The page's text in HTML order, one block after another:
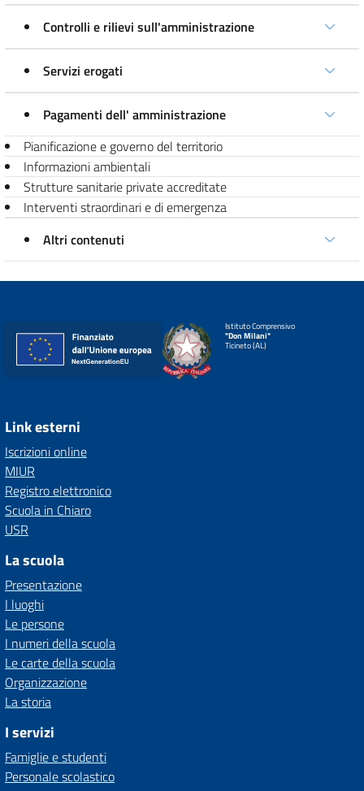
Controlli e rilievi sull'amministrazione
Servizi erogati
Pagamenti dell' amministrazione
Pianificazione e governo del territorio
Informazioni ambientali
Strutture sanitarie private accreditate
Interventi straordinari e di emergenza
Altri contenuti
Istituto Comprensivo
"Don Milani"
Ticineto (AL)
Link esterni
Iscrizioni online
MIUR
Registro elettronico
Scuola in Chiaro
USR
La scuola
Presentazione
I luoghi
Le persone
I numeri della scuola
Le carte della scuola
Organizzazione
La storia
I servizi
Famiglie e studenti
Personale scolastico